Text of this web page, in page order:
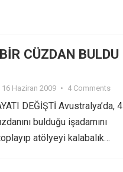
CÜZDAN BULDU
16 Haziran 2009 • 4 Comments
DEĞİŞTİ Avustralya’da, 4
bulduğu işadamını
atölyeyi kalabalık…